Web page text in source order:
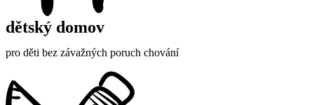
dětský domov
pro děti bez závažných poruch chování